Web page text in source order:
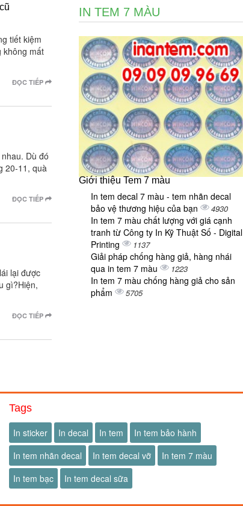
tiết kiệm
không mất
ĐỌC TIẾP
Dù đó
20-11, quà
ĐỌC TIẾP
lại được
gì?Hiện,
ĐỌC TIẾP
IN TEM 7 MÀU
Giới thiệu Tem 7 màu
In tem decal 7 màu - tem nhãn decal
bảo vệ thương hiệu của bạn
4930
In tem 7 màu chất lượng với giá cạnh
tranh từ Công ty In Kỹ Thuật Số - Digital
Printing
1137
Giải pháp chống hàng giả, hàng nhái
qua in tem 7 màu
1223
In tem 7 màu chống hàng giả cho sản
phẩm
5705
Tags
In sticker In decal In tem
In tem bảo hành
In tem nhãn decal
In tem decal vỡ
In tem 7 màu
In tem bạc
In tem decal sữa